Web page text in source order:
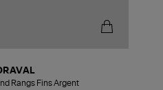
Rangs Fins Argent